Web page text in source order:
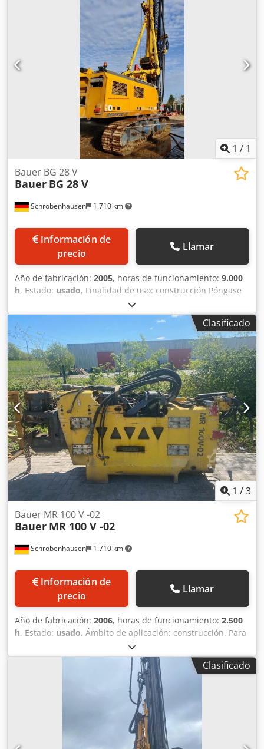
1 / 1
Schrobenhausen 1.710 km
Bauer BG 28 V
Bauer BG 28 V
Información de
precio
Llamar
Año de fabricación: 2005, horas de funcionamiento: 9.000
h, Estado: usado, Finalidad de uso: construcción Póngase
en contacto con Mohamad Fattah Ahmad para obtener
más información. BAUER BG 28 V Año de fabricación:
2004/5 Torreta superior BS 80 Codpfx Agoh Tyy Ejpeha
Chasis inferior UW 110 Motor CAT, 354 kW Sistema de
perforación KDK 275 S Preparado para Kelly, SOB, FDP y
VDW Preparado para el sistema de revestimiento de Bauer
Clasificado
1 /3
Schrobenhausen 1.710 km
Bauer MR 100 V -02
Bauer MR 100 V -02
Información de
precio
Llamar
Año de fabricación: 2006, horas de funcionamiento: 2.500
h, Estado: usado, Ámbito de aplicación: construcción. Para
obtener más información, póngase en contacto con
Mohamad Fattah Ahmad. Compactador vibratorio MR 100
V para equipos de hincado RTG. Cedpeh Tyziofx Agpoha
Incluye portabrocas MRZ 105.
Clasificado